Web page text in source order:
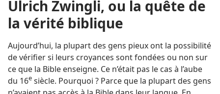
Ulrich Zwingli, ou la quête de
la vérité biblique
Aujourd’hui, la plupart des gens pieux ont la possibilité
de vérifier si leurs croyances sont fondées ou non sur
ce que la Bible enseigne. Ce n’était pas le cas à l’aube
du 16e siècle. Pourquoi ? Parce que la plupart des gens